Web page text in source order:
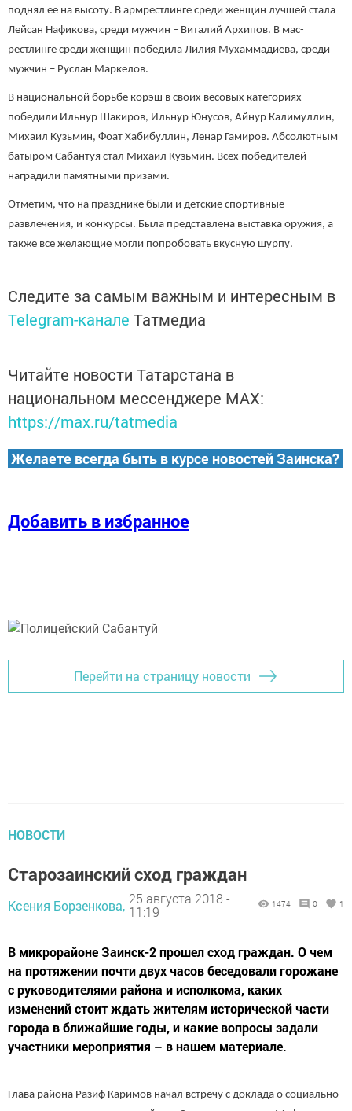
поднял ее на высоту. В армрестлинге среди женщин лучшей стала
Лейсан Нафикова, среди мужчин – Виталий Архипов. В мас-
рестлинге среди женщин победила Лилия Мухаммадиева, среди
мужчин – Руслан Маркелов.
В национальной борьбе корэш в своих весовых категориях
победили Ильнур Шакиров, Ильнур Юнусов, Айнур Калимуллин,
Михаил Кузьмин, Фоат Хабибуллин, Ленар Гамиров. Абсолютным
батыром Сабантуя стал Михаил Кузьмин. Всех победителей
наградили памятными призами.
Отметим, что на празднике были и детские спортивные
развлечения, и конкурсы. Была представлена выставка оружия, а
также все желающие могли попробовать вкусную шурпу.
Следите за самым важным и интересным в
Telegram-канале Татмедиа
Читайте новости Татарстана в
национальном мессенджере MАХ:
https://max.ru/tatmedia
Желаете всегда быть в курсе новостей Заинска?
Добавить в избранное
Перейти на страницу новости
НОВОСТИ
Старозаинский сход граждан
Ксения Борзенкова, 25 августа 2018 -
11:19
1474 0 1
В микрорайоне Заинск-2 прошел сход граждан. О чем
на протяжении почти двух часов беседовали горожане
с руководителями района и исполкома, каких
изменений стоит ждать жителям исторической части
города в ближайшие годы, и какие вопросы задали
участники мероприятия – в нашем материале.
Глава района Разиф Каримов начал встречу с доклада о социально-